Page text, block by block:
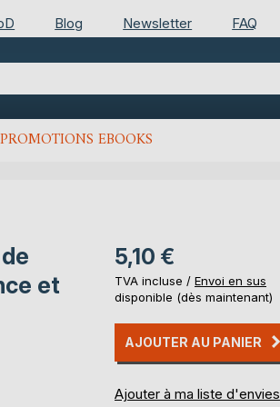
Blog Newsletter FAQ
PROMOTIONS EBOOKS
et
5,10 €
TVA incluse / Envoi en sus
disponible (dès maintenant)
AJOUTER AU PANIER
Ajouter à ma liste d'envies